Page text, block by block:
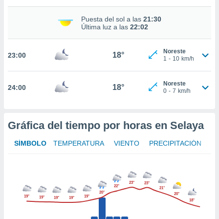
similares
como
posible
traten tus
su
Puesta del sol a las 21:30
Última luz a las 22:02
23:00 18°
Noreste
1 - 10 km/h
24:00 18°
Noreste
0 - 7 km/h
Gráfica del tiempo por horas en Selaya
SÍMBOLO TEMPERATURA VIENTO PRECIPITACIÓN
19° 19° 19° 19° 19°
20°
22°
23°
23°
21°
20°
18°